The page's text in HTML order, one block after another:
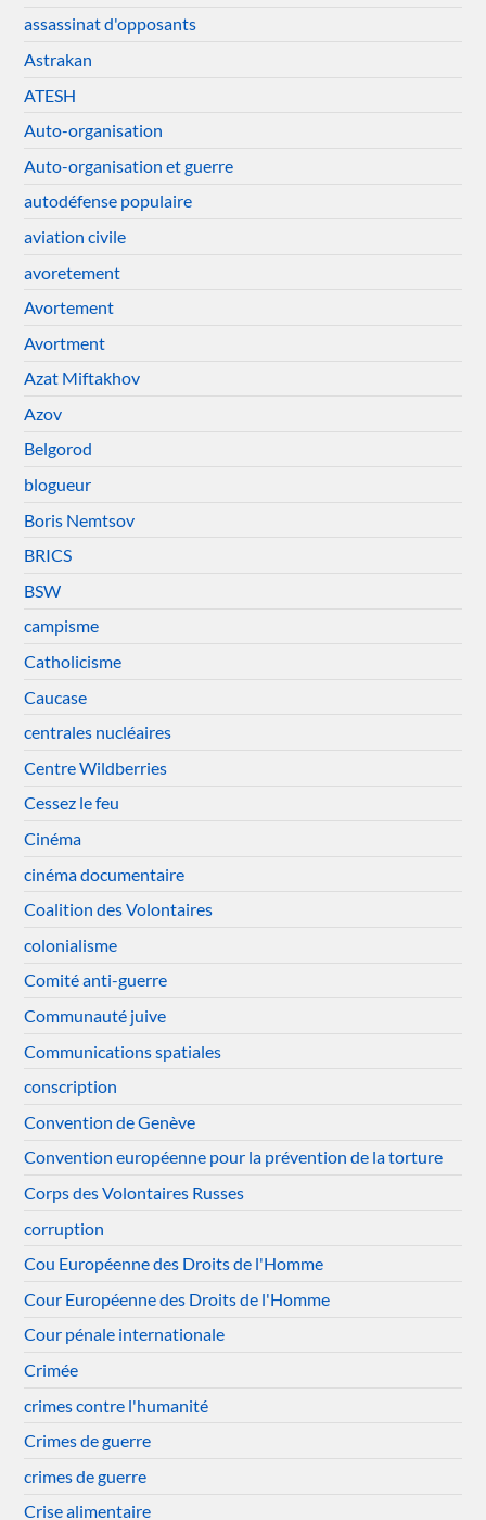
assassinat d'opposants
Astrakan
ATESH
Auto-organisation
Auto-organisation et guerre
autodéfense populaire
aviation civile
avoretement
Avortement
Avortment
Azat Miftakhov
Azov
Belgorod
blogueur
Boris Nemtsov
BRICS
BSW
campisme
Catholicisme
Caucase
centrales nucléaires
Centre Wildberries
Cessez le feu
Cinéma
cinéma documentaire
Coalition des Volontaires
colonialisme
Comité anti-guerre
Communauté juive
Communications spatiales
conscription
Convention de Genève
Convention européenne pour la prévention de la torture
Corps des Volontaires Russes
corruption
Cou Européenne des Droits de l'Homme
Cour Européenne des Droits de l'Homme
Cour pénale internationale
Crimée
crimes contre l'humanité
Crimes de guerre
crimes de guerre
Crise alimentaire